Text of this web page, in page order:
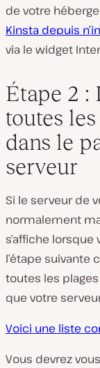
de votre
Kinsta depuis
via le widget
Étape 2 :
toutes
dans le
serveur
Si le serveur de
normalement
s’affiche lorsque
l’étape suivante
toutes les
que votre
Voici une liste
Vous devrez